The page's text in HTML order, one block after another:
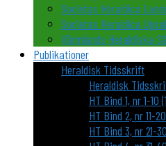
Societas Heraldica
Societas Heraldica
Värmlands Heraldiska
Publikationer
Heraldisk Tidsskrift
Heraldisk
HT Bind 1, nr 1-10
HT Bind 2, nr 11-
HT Bind 3, nr 21-